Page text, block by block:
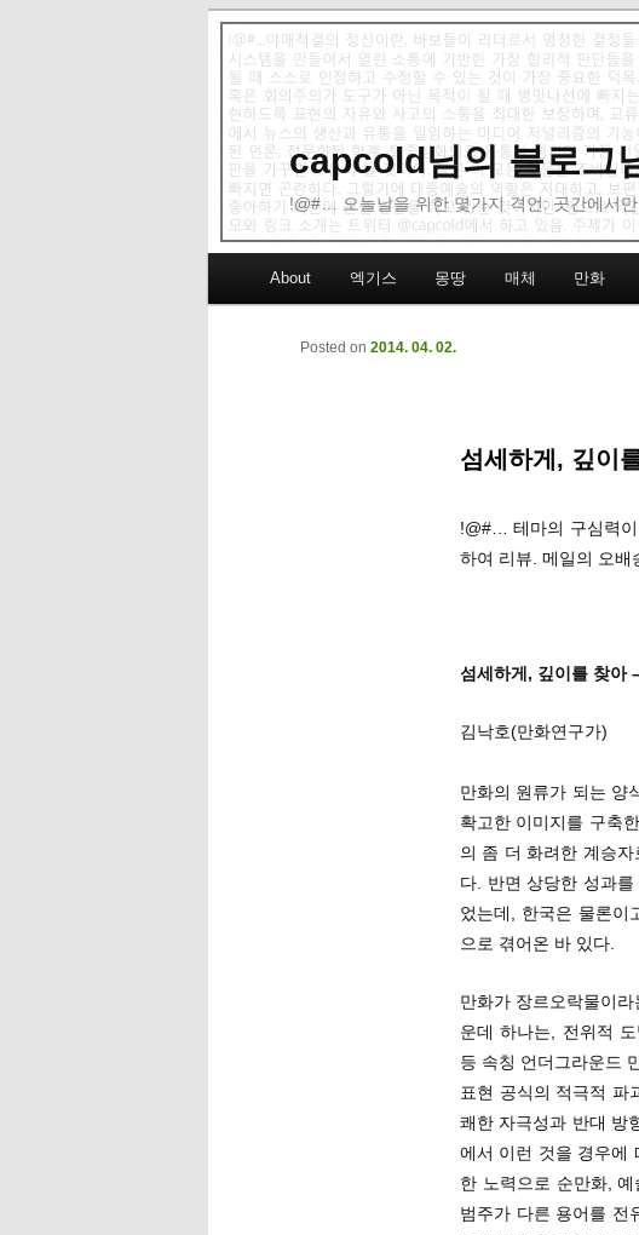
capcold님의 블로그
!@#… 오늘날을 위한 몇가지 격언: 곳간에서
Skip to primary content
Skip to secondary content
About 엑기스 몽땅 매체 만화
섬세하게, 깊이
Posted on 2014. 04. 02.
!@#… 테마의 구심력
하여 리뷰. 메일의 오배
섬세하게, 깊이를 찾아
김낙호(만화연구가)
만화의 원류가 되는 양
확고한 이미지를 구축
의 좀 더 화려한 계승
다. 반면 상당한 성과
었는데, 한국은 물론이
으로 겪어온 바 있다.
만화가 장르오락물이
운데 하나는, 전위적
등 속칭 언더그라운드
표현 공식의 적극적 파
쾌한 자극성과 반대 방
에서 이런 것을 경우에
한 노력으로 순만화,
범주가 다른 용어를 전